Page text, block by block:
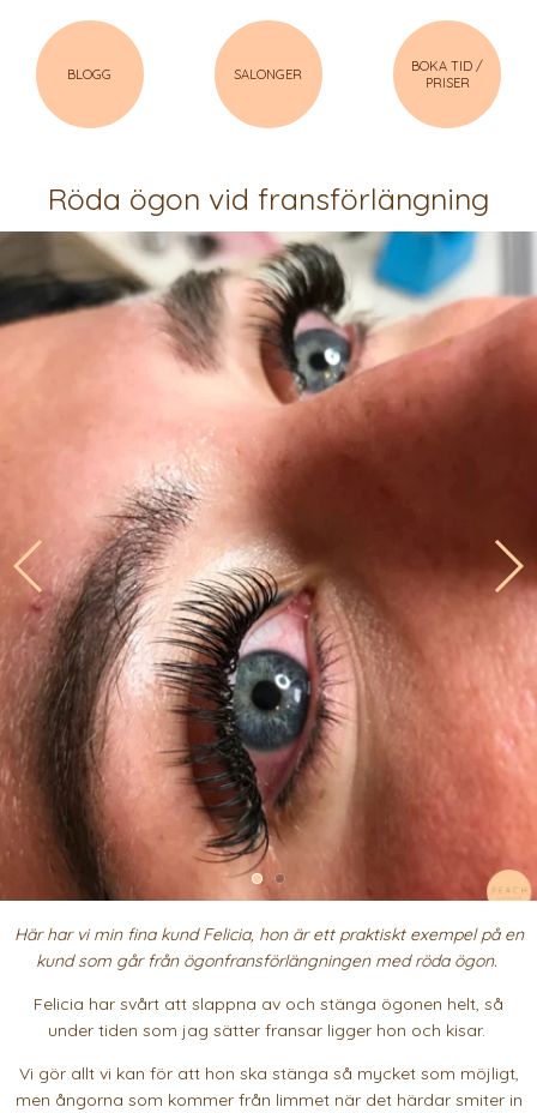
BLOGG SALONGER
BOKA TID /
PRISER
Röda ögon vid fransförlängning
Här har vi min fina kund Felicia, hon är ett praktiskt exempel på en
kund som går från ögonfransförlängningen med röda ögon.
Felicia har svårt att slappna av och stänga ögonen helt, så
under tiden som jag sätter fransar ligger hon och kisar.
Vi gör allt vi kan för att hon ska stänga så mycket som möjligt,
men ångorna som kommer från limmet när det härdar smiter in